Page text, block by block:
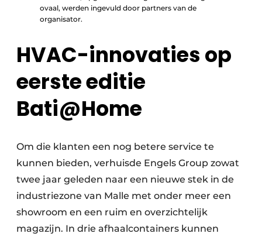
ovaal, werden ingevuld door partners van de
organisator.
HVAC-innovaties op
eerste editie
Bati@Home
Om die klanten een nog betere service te
kunnen bieden, verhuisde Engels Group zowat
twee jaar geleden naar een nieuwe stek in de
industriezone van Malle met onder meer een
showroom en een ruim en overzichtelijk
magazijn. In drie afhaalcontainers kunnen